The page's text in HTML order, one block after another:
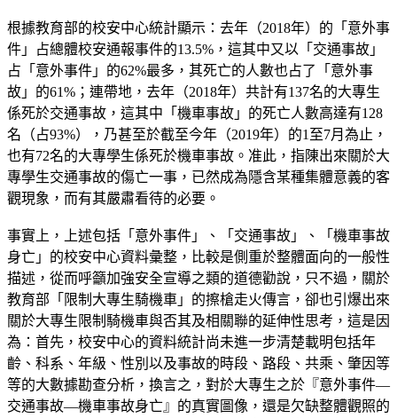
根據教育部的校安中心統計顯示：去年（2018年）的「意外事
件」占總體校安通報事件的13.5%，這其中又以「交通事故」
占「意外事件」的62%最多，其死亡的人數也占了「意外事
故」的61%；連帶地，去年（2018年）共計有137名的大專生
係死於交通事故，這其中「機車事故」的死亡人數高達有128
名（占93%），乃甚至於截至今年（2019年）的1至7月為止，
也有72名的大專學生係死於機車事故。准此，指陳出來關於大
專學生交通事故的傷亡一事，已然成為隱含某種集體意義的客
觀現象，而有其嚴肅看待的必要。
事實上，上述包括「意外事件」、「交通事故」、「機車事故
身亡」的校安中心資料彙整，比較是側重於整體面向的一般性
描述，從而呼籲加強安全宣導之類的道德勸說，只不過，關於
教育部「限制大專生騎機車」的擦槍走火傳言，卻也引爆出來
關於大專生限制騎機車與否其及相關聯的延伸性思考，這是因
為：首先，校安中心的資料統計尚未進一步清楚載明包括年
齡、科系、年級、性別以及事故的時段、路段、共乘、肇因等
等的大數據勘查分析，換言之，對於大專生之於『意外事件—
交通事故—機車事故身亡』的真實圖像，還是欠缺整體觀照的